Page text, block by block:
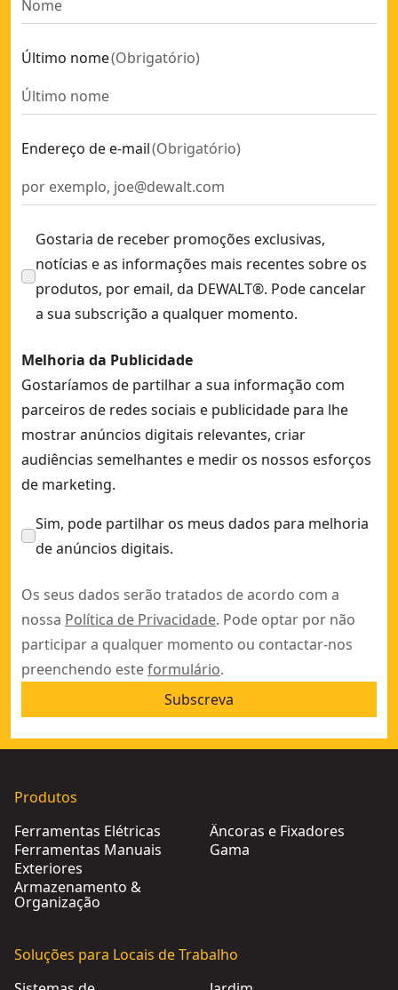
Último nome(Obrigatório)
Endereço de e-mail(Obrigatório)
Gostaria de receber promoções exclusivas,
notícias e as informações mais recentes sobre os
produtos, por email, da DEWALT®. Pode cancelar
a sua subscrição a qualquer momento.
Melhoria da Publicidade
Gostaríamos de partilhar a sua informação com
parceiros de redes sociais e publicidade para lhe
mostrar anúncios digitais relevantes, criar
audiências semelhantes e medir os nossos esforços
de marketing.
Sim, pode partilhar os meus dados para melhoria
de anúncios digitais.
Os seus dados serão tratados de acordo com a
nossa Política de Privacidade. Pode optar por não
participar a qualquer momento ou contactar-nos
preenchendo esteformulário.
Subscreva
Produtos
Ferramentas Elétricas
Ferramentas Manuais
Exteriores
Armazenamento &
Organização
Âncoras e Fixadores
Gama
Soluções para Locais de Trabalho